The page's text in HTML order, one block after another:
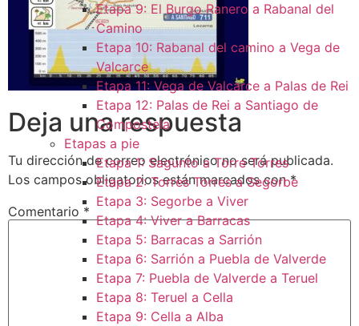
Etapa 9: El Burgo Ranero a Rabanal del
Camino
Etapa 10: Rabanal del camino a Vega de
Valcarce
Etapa 11: Vega de Valcarce a Palas de Rei
Etapa 12: Palas de Rei a Santiago de
Compostela
Etapas a pie
Etapa 1: Sagunto a Torre Torres
Etapa 2: Torres Torres a Segorbe
Etapa 3: Segorbe a Viver
Etapa 4: Viver a Barracas
Etapa 5: Barracas a Sarrión
Etapa 6: Sarrión a Puebla de Valverde
Etapa 7: Puebla de Valverde a Teruel
Etapa 8: Teruel a Cella
Etapa 9: Cella a Alba
Deja una respuesta
Tu dirección de correo electrónico no será publicada.
Los campos obligatorios están marcados con*
Comentario *